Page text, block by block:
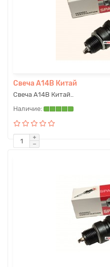
Свеча А14В Китай
Свеча А14В Китай..